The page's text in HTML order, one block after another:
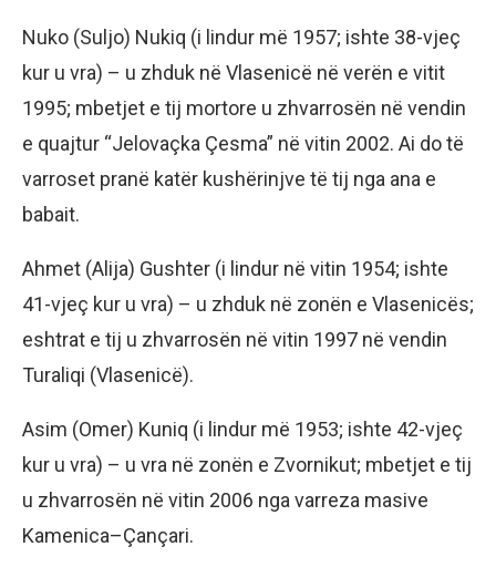
Nuko (Suljo) Nukiq (i lindur më 1957; ishte 38-vjeç
kur u vra) – u zhduk në Vlasenicë në verën e vitit
1995; mbetjet e tij mortore u zhvarrosën në vendin
e quajtur “Jelovaçka Çesma” në vitin 2002. Ai do të
varroset pranë katër kushërinjve të tij nga ana e
babait.
Ahmet (Alija) Gushter (i lindur në vitin 1954; ishte
41-vjeç kur u vra) – u zhduk në zonën e Vlasenicës;
eshtrat e tij u zhvarrosën në vitin 1997 në vendin
Turaliqi (Vlasenicë).
Asim (Omer) Kuniq (i lindur më 1953; ishte 42-vjeç
kur u vra) – u vra në zonën e Zvornikut; mbetjet e tij
u zhvarrosën në vitin 2006 nga varreza masive
Kamenica–Çançari.